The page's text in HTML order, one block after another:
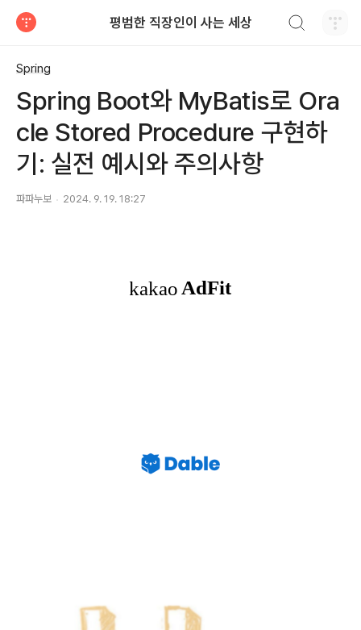
평범한 직장인이 사는 세상
Spring
Spring Boot와 MyBatis로 Ora
cle Stored Procedure 구현하
기: 실전 예시와 주의사항
파파누보 2024. 9. 19. 18:27